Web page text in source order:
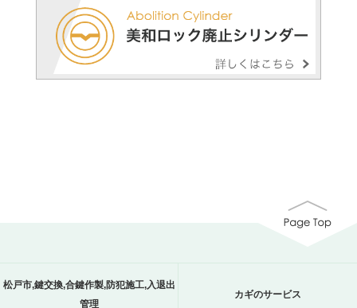
松戸市,鍵交換,合鍵作製,防犯施工,入退出
管理
カギのサービス